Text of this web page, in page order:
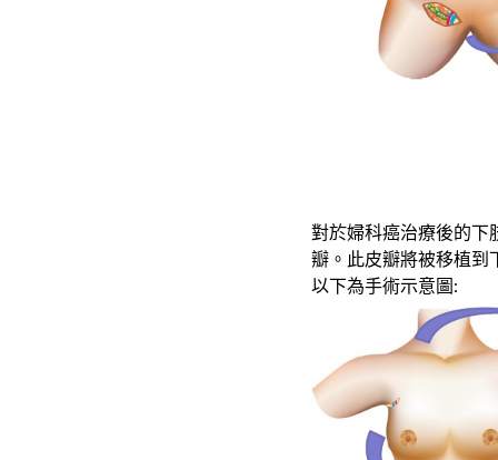
對於婦科癌治療後的 下
瓣。此皮瓣將被移植到
以下為手術示意圖: